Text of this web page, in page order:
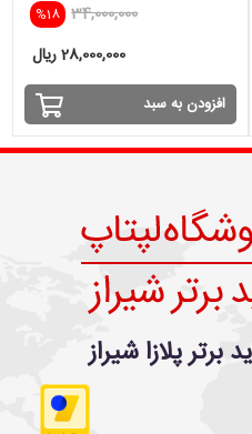
%18 34,000,000
28,000,000 ریال
افزودن به سبد
برتر پلازا شیراز